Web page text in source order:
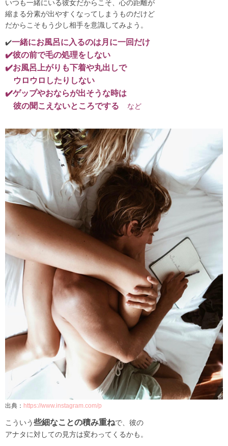
いつも一緒にいる彼女だからこそ、心の距離が
縮まる分素が出やすくなってしまうものだけど
だからこそもう少し相手を意識してみよう。
✔️一緒にお風呂に入るのは月に一回だけ
✔️彼の前で毛の処理をしない
✔️お風呂上がりも下着や丸出しで
ウロウロしたりしない
✔️ゲップやおならが出そうな時は
彼の聞こえないところでする など
出典： https://www.instagram.com/p
こういう些細なことの積み重ねで、彼の
アナタに対しての見方は変わってくるかも。